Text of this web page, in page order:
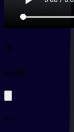
茶
pychá
tea